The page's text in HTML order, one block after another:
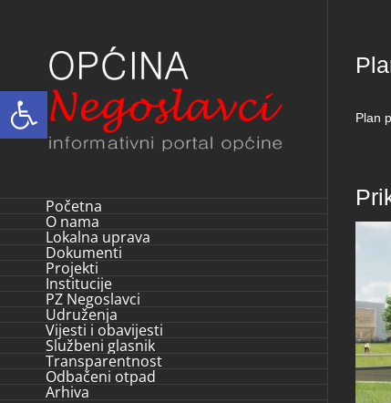
Open toolbar
Početna
O nama
Lokalna uprava
Dokumenti
Projekti
Institucije
PZ Negoslavci
Udruženja
Vijesti i obavijesti
Službeni glasnik
Transparentnost
Odbačeni otpad
Arhiva
Plan